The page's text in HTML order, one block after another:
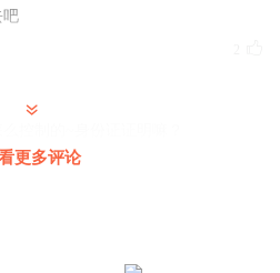
吧
更多评论